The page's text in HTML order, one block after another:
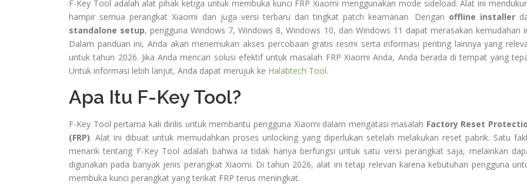
F-Key Tool adalah alat pihak ketiga untuk membuka kunci FRP Xiaomi menggunakan mode sideload. Alat ini
hampir semua perangkat Xiaomi dan juga versi terbaru dari tingkat patch keamanan. Dengan offline installer
standalone setup, pengguna Windows 7, Windows 8, Windows 10, dan Windows 11 dapat merasakan kemudahan
Dalam panduan ini, Anda akan menemukan akses percobaan gratis resmi serta informasi penting lainnya yang
untuk tahun 2026. Jika Anda mencari solusi efektif untuk masalah FRP Xiaomi Anda, Anda berada di tempat yang
Untuk informasi lebih lanjut, Anda dapat merujuk ke Halabtech Tool.
Apa Itu F-Key Tool?
F-Key Tool pertama kali dirilis untuk membantu pengguna Xiaomi dalam mengatasi masalah Factory Reset
(FRP). Alat ini dibuat untuk memudahkan proses unlocking yang diperlukan setelah melakukan reset pabrik. Satu
menarik tentang F-Key Tool adalah bahwa ia tidak hanya berfungsi untuk satu versi perangkat saja, melainkan
digunakan pada banyak jenis perangkat Xiaomi. Di tahun 2026, alat ini tetap relevan karena kebutuhan pengguna
membuka kunci perangkat yang terikat FRP terus meningkat.